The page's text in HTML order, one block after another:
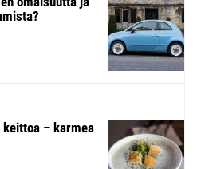
– karmea